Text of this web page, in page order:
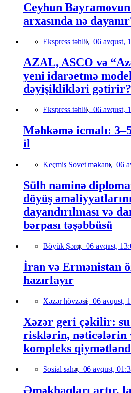
Ceyhun
arxasında nə
Ekspress təhlil, 06 avqust,
AZAL, ASCO və
yeni idarəetmə
dəyişiklikləri gətirir?
Ekspress təhlil, 06 avqust,
Məhkəmə icmalı:
il
Keçmiş Sovet məkanı, 06
Sülh naminə
döyüş
dayandırılması və
bərpası təşəbbüsü
Böyük Şərq, 06 avqust,
İran və Ermənistan
hazırlayır
Xəzər hövzəsi, 06 avqust,
Xəzər geri çəkilir: su
risklərin, nəticələrin
kompleks
Sosial sahə, 06 avqust,
Əməkhaqları artır,